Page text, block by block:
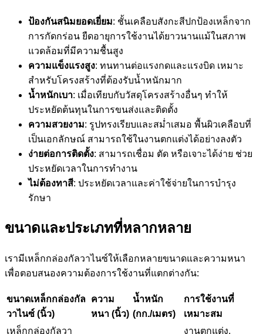
ป้องกันสนิมยอดเยี่ยม: ชั้นเคลือบสังกะสีปกป้องเหล็กจาก
การกัดกร่อน ยืดอายุการใช้งานได้ยาวนานแม้ในสภาพ
แวดล้อมที่มีความชื้นสูง
ความแข็งแรงสูง: ทนทานต่อแรงกดและแรงบิด เหมาะ
สำหรับโครงสร้างที่ต้องรับน้ำหนักมาก
น้ำหนักเบา: เมื่อเทียบกับวัสดุโครงสร้างอื่นๆ ทำให้
ประหยัดต้นทุนในการขนส่งและติดตั้ง
ความสวยงาม: รูปทรงเรียบและสม่ำเสมอ พื้นผิวเคลือบที่
เป็นเอกลักษณ์ สามารถใช้ในงานตกแต่งได้อย่างลงตัว
ง่ายต่อการติดตั้ง: สามารถเชื่อม ตัด หรือเจาะได้ง่าย ช่วย
ประหยัดเวลาในการทำงาน
ไม่ต้องทาสี: ประหยัดเวลาและค่าใช้จ่ายในการบำรุง
รักษา
ขนาดและประเภทที่หลากหลาย
เรามีเหล็กกล่องกัลวาไนซ์ให้เลือกหลายขนาดและความหนา
เพื่อตอบสนองความต้องการใช้งานที่แตกต่างกัน:
ขนาดเหล็กกล่องกัล
วาไนซ์ (นิ้ว)
ความ
หนา (นิ้ว)
น้ำหนัก
(กก./เมตร)
การใช้งานที่
เหมาะสม
เหล็กกล่องกัลวา
งานตกแต่ง,